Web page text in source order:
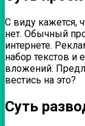
С виду кажется,
нет. Обычный
интернете.
набор текстов и
вложений.
вестись на это?
Суть